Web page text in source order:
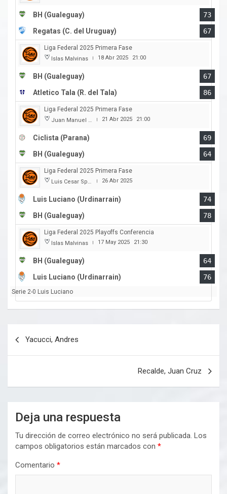
BH (Gualeguay)
73
Regatas (C. del Uruguay)
67
Liga Federal 2025 Primera Fase
Islas Malvinas | 18 Abr 2025 21:00
BH (Gualeguay)
67
Atletico Tala (R. del Tala)
86
Liga Federal 2025 Primera Fase
Juan Manuel A. Baglietto | 21 Abr 2025 21:00
Ciclista (Parana)
69
BH (Gualeguay)
64
Liga Federal 2025 Primera Fase
Luis Cesar Spiazzi | 26 Abr 2025
Luis Luciano (Urdinarrain)
74
BH (Gualeguay)
78
Liga Federal 2025 Playoffs Conferencia
Islas Malvinas | 17 May 2025 21:30
BH (Gualeguay)
64
Luis Luciano (Urdinarrain)
76
Serie 2-0 Luis Luciano
Yacucci, Andres
Recalde, Juan Cruz
Deja una respuesta
Tu dirección de correo electrónico no será publicada. Los
campos obligatorios están marcados con *
Comentario *